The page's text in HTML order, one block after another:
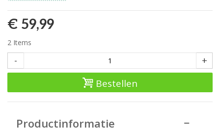
€ 59,99
2 Items
- +
Bestellen
Productinformatie